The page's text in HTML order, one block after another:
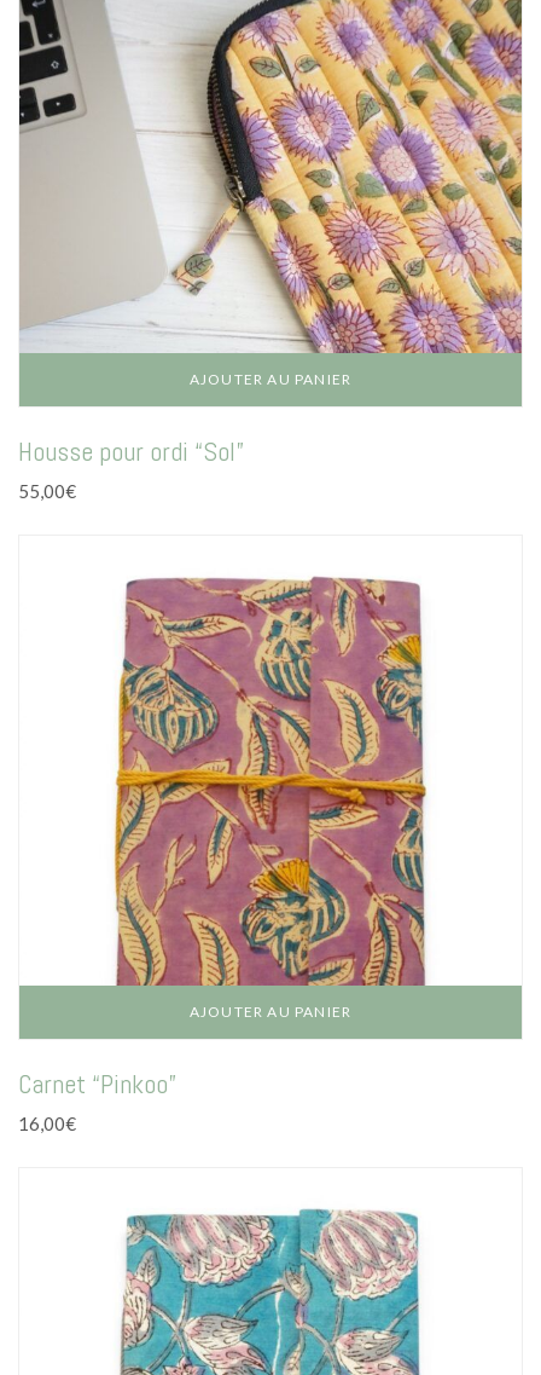
choisies
sur
la
page
du
produit
AJOUTER AU PANIER
Housse pour ordi “Sol”
55,00€
AJOUTER AU PANIER
Carnet “Pinkoo”
16,00€